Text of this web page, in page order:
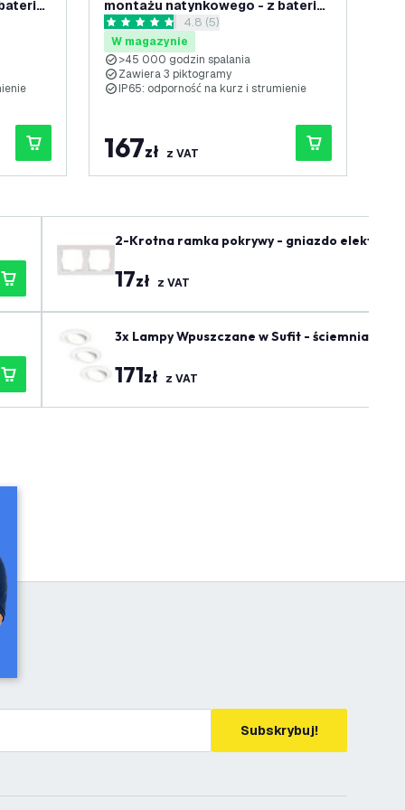
i
montażu natynkowego - z baterią i
przyciskiem testowym - IP65
otwórz panel recenzji
4.8 Gwiazdki oceny
4.8 (5)
W magazynie
>45 000 godzin spalania
Zawiera 3 piktogramy
IP65: odporność na kurz i strumienie
167zł z VAT
2-Krotna ramka pokrywy - gniazdo
17zł z VAT
3x Lampy Wpuszczane w Sufit - ściemniane -
171zł z VAT
Subskrybuj!